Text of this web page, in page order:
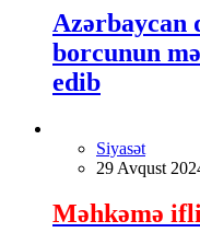
Azərbaycan
borcunun
edib
Siyasət
29 Avqust
Məhkəmə